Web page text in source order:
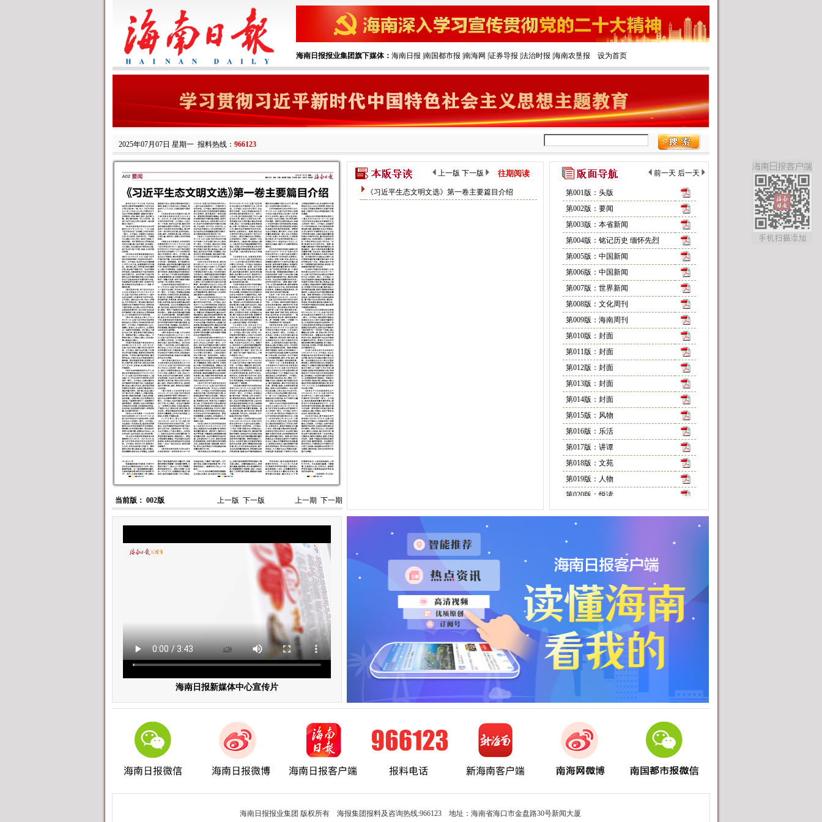
海南日报报业集团旗下媒体： 海南日报 南国都市报 南海网 证券导报 法治时报 海南农垦报 设为首页
2025年07月07日 星期一 报料热线： 966123
当前版： 002版 上一版 下一版 上一期 下一期
上一版 下一版 往期阅读
《习近平生态文明文选》第一卷主要篇目介绍
前一天 后一天
第001版：头版
第002版：要闻
第003版：本省新闻
第004版：铭记历史 缅怀先烈
第005版：中国新闻
第006版：中国新闻
第007版：世界新闻
第008版：文化周刊
第009版：海南周刊
第010版：封面
第011版：封面
第012版：封面
第013版：封面
第014版：封面
第015版：风物
第016版：乐活
第017版：讲谭
第018版：文苑
第019版：人物
第020版：悦读
第022版：随笔
第024版：行走